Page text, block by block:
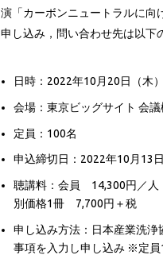
演「カーボンニュートラルに向
申し込み，問い合わせ先は以下
日時：2022年10月20日（木
会場：東京ビッグサイト 会
定員：100名
申込締切日：2022年10月13
聴講料：会員 14,300円／人
別価格1冊 7,700円＋税
申し込み方法：日本産業洗浄
事項を入力し申し込み ※定員